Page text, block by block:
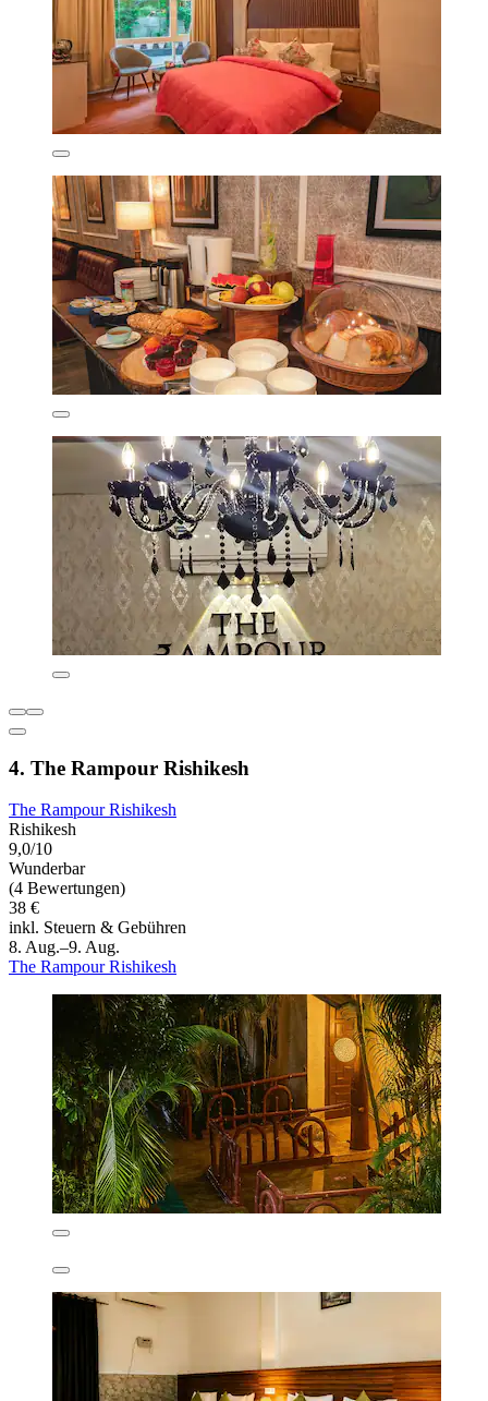
4. The Rampour Rishikesh
The Rampour Rishikesh
Rishikesh
9,0/10
Wunderbar
(4 Bewertungen)
38 €
inkl. Steuern & Gebühren
8. Aug.–9. Aug.
The Rampour Rishikesh